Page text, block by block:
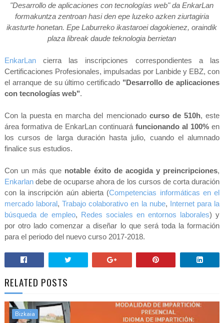
"Desarrollo de aplicaciones con tecnologías web" da EnkarLan
formakuntza zentroan hasi den epe luzeko azken ziurtagiria
ikasturte honetan. Epe Laburreko ikastaroei dagokienez, oraindik
plaza libreak daude teknologia berrietan
EnkarLancierra las inscripciones correspondientes a las
Certificaciones Profesionales, impulsadas por Lanbide y EBZ, con
el arranque de su último certificado "Desarrollo de aplicaciones
con tecnologías web".
Con la puesta en marcha del mencionado curso de 510h, este
área formativa de EnkarLan continuaráfuncionando al 100% en
los cursos de larga duración hasta julio, cuando el alumnado
finalice sus estudios.
Con un más que notable éxito de acogida y preincripciones,
Enkarlandebe de ocuparse ahora de los cursos de corta duración
con la inscripción aún abierta (Competencias informáticas en el
mercado laboral,Trabajo colaborativo en la nube, Internet para la
búsqueda de empleo, Redes sociales en entornos laborales) y
por otro lado comenzar a diseñar lo que será toda la formación
para el periodo del nuevo curso 2017-2018.
RELATED POSTS
Bizkaia